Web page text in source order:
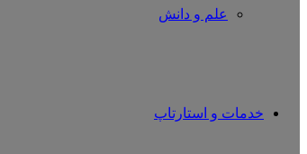
علم و دانش
خدمات و استارتاپ